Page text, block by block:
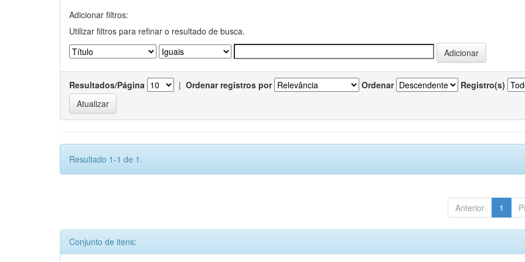
Adicionar filtros:
Utilizar filtros para refinar o resultado de busca.
Resultados/Página | Ordenar registros por Ordenar Registro(s)
Resultado 1-1 de 1.
Anterior 1
Conjunto de itens: